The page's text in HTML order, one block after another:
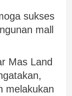
sukses
mall
Mas Land
melakukan